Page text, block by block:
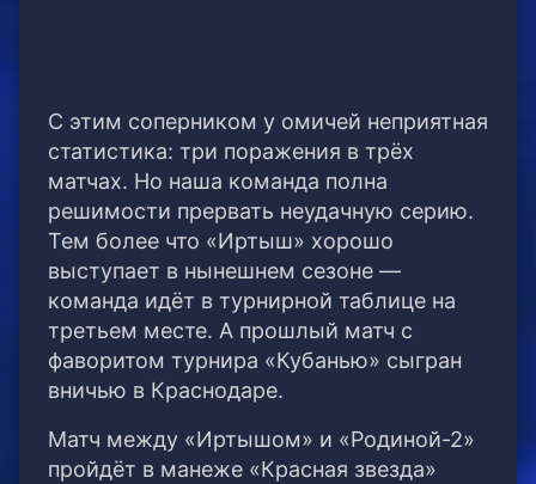
С этим соперником у омичей неприятная
статистика: три поражения в трёх
матчах. Но наша команда полна
решимости прервать неудачную серию.
Тем более что «Иртыш» хорошо
выступает в нынешнем сезоне —
команда идёт в турнирной таблице на
третьем месте. А прошлый матч с
фаворитом турнира «Кубанью» сыгран
вничью в Краснодаре.
Матч между «Иртышом» и «Родиной-2»
пройдёт в манеже «Красная звезда»